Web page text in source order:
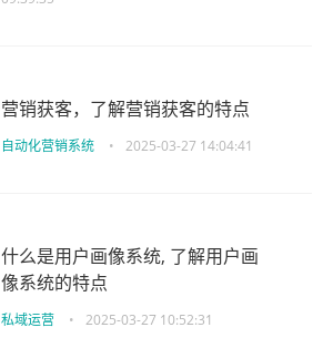
营销获客，了解营销获客的特点
自动化营销系统 • 2025-03-27 14:04:41
什么是用户画像系统, 了解用户画
像系统的特点
私域运营 • 2025-03-27 10:52:31